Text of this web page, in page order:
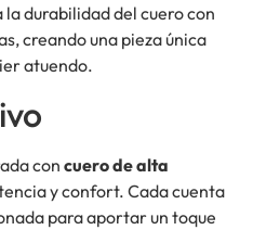
durabilidad del cuero con
creando una pieza única
atuendo.
con cuero de alta
y confort. Cada cuenta
para aportar un toque